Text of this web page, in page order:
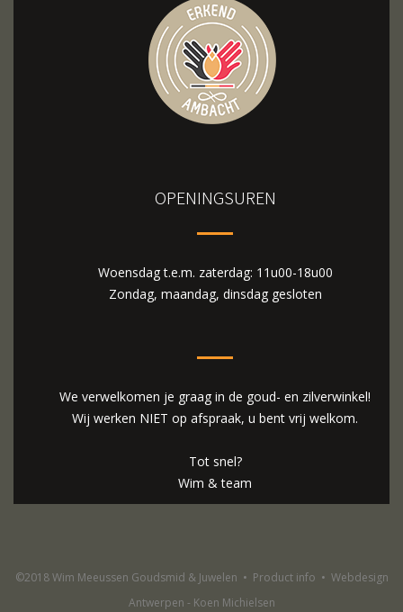
OPENINGSUREN
Woensdag t.e.m. zaterdag: 11u00-18u00
Zondag, maandag, dinsdag gesloten
We verwelkomen je graag in de goud- en zilverwinkel!
Wij werken NIET op afspraak, u bent vrij welkom.
Tot snel?
Wim & team
©2018 Wim Meeussen Goudsmid & Juwelen • Product info • Webdesign
Antwerpen - Koen Michielsen